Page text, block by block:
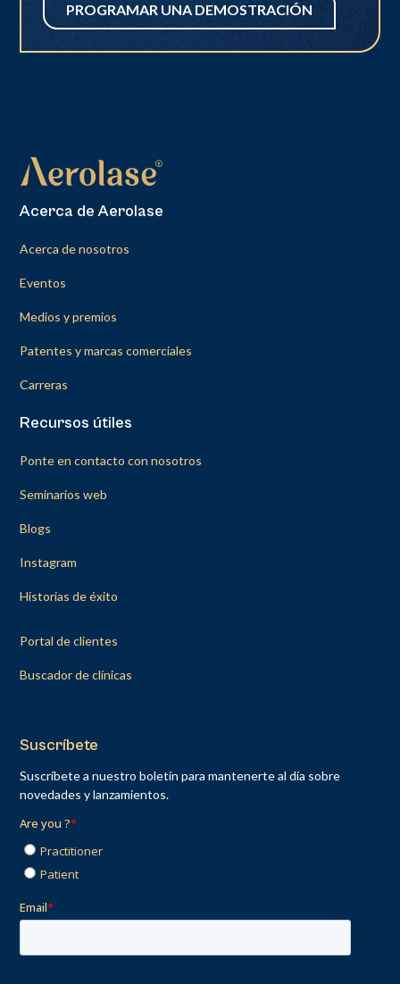
PROGRAMAR UNA DEMOSTRACIÓN
Acerca de Aerolase
Acerca de nosotros
Eventos
Medios y premios
Patentes y marcas comerciales
Carreras
Recursos útiles
Ponte en contacto con nosotros
Seminarios web
Blogs
Instagram
Historias de éxito
Portal de clientes
Buscador de clínicas
Suscríbete
Suscríbete a nuestro boletín para mantenerte al día sobre
novedades y lanzamientos.